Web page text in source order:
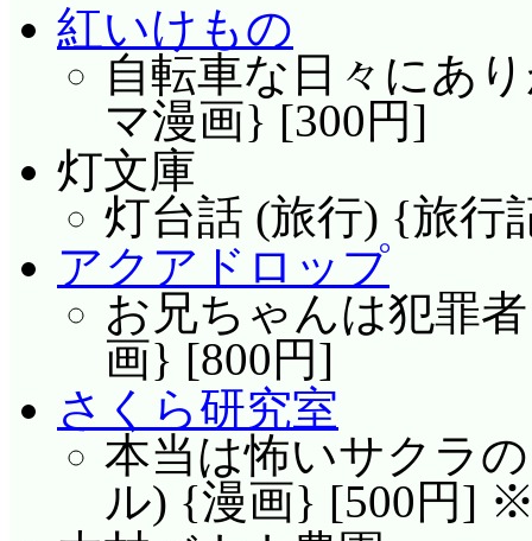
紅いけもの
自転車な日々にあ
マ漫画} [300円]
灯文庫
灯台話 (旅行) {旅行
アクアドロップ
お兄ちゃんは犯罪
画} [800円]
さくら研究室
本当は怖いサクラ
ル) {漫画} [500円]